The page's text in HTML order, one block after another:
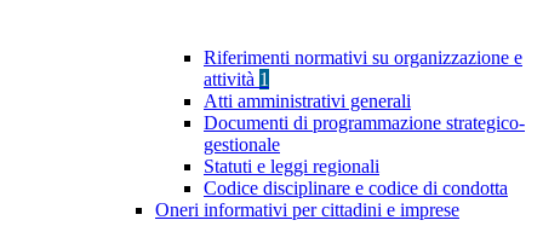
Riferimenti normativi su organizzazione e
attività 1
Atti amministrativi generali
Documenti di programmazione strategico-
gestionale
Statuti e leggi regionali
Codice disciplinare e codice di condotta
Oneri informativi per cittadini e imprese